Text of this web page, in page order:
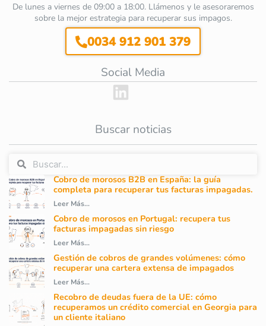
De lunes a viernes de 09:00 a 18:00. Llámenos y le asesoraremos
sobre la mejor estrategia para recuperar sus impagos.
0034 912 901 379
Social Media
Buscar noticias
Cobro de morosos B2B en España: la guía
completa para recuperar tus facturas impagadas.
Leer Más...
Cobro de morosos en Portugal: recupera tus
facturas impagadas sin riesgo
Leer Más...
Gestión de cobros de grandes volúmenes: cómo
recuperar una cartera extensa de impagados
Leer Más...
Recobro de deudas fuera de la UE: cómo
recuperamos un crédito comercial en Georgia para
un cliente italiano